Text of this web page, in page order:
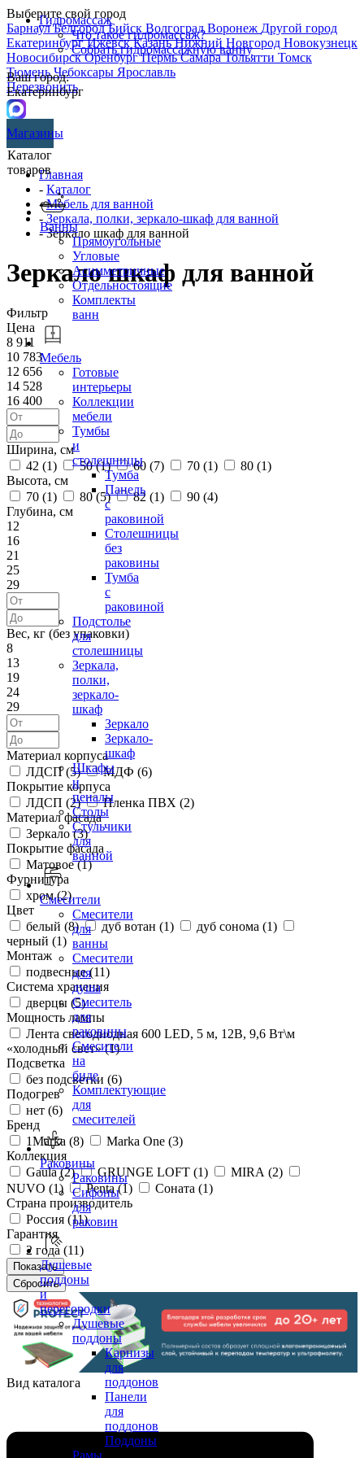
Выберите свой город
БарнаулБелгородБийск ВолгоградВоронеж Другой город
ЕкатеринбургИжевскКазаньНижний Новгород Новокузнецк
НовосибирскОренбургПермьСамараТольятти Томск
ТюменьЧебоксары Ярославль
Перезвонить
Гидромассаж
Что такое гидромассаж?
Собрать гидромассажную ванну
Ваш город:
Екатеринбург
Магазины
Каталог
товаров
Ванны
Прямоугольные
Угловые
Асимметричные
Отдельностоящие
Комплекты
ванн
Мебель
Готовые
интерьеры
Коллекции
мебели
Тумбы
и
столешницы
Тумба
Панель
с
раковиной
Столешницы
без
раковины
Тумба
с
раковиной
Подстолье
для
столешницы
Зеркала,
полки,
зеркало-
шкаф
Зеркало
Зеркало-
шкаф
Шкафы
и
пеналы
Столы
Стульчики
для
ванной
Смесители
Смесители
для
ванны
Смесители
для
душа
Смеситель
для
раковины
Смесители
на
биде
Комплектующие
для
смесителей
Раковины
Раковины
Сифоны
для
раковин
Душевые
поддоны
и
перегородки
Душевые
поддоны
Карнизы
для
поддонов
Панели
для
поддонов
Поддоны
Главная
- Каталог
-Мебель для ванной
- Зеркала, полки, зеркало-шкаф для ванной
- Зеркало шкаф для ванной
Зеркало шкаф для ванной
Фильтр
Цена
8 911
10 783
12 656
14 528
16 400
Ширина, см
42 (1) 50 (1) 60 (7) 70 (1) 80 (1)
Высота, см
70 (1) 80 (5) 82 (1) 90 (4)
Глубина, см
12
16
21
25
29
Вес, кг (без упаковки)
8
13
19
24
29
Материал корпуса
ЛДСП (5) МДФ (6)
Покрытие корпуса
ЛДСП (2) Пленка ПВХ (2)
Материал фасада
Зеркало (3)
Покрытие фасада
Матовое (1)
Фурнитура
хром (2)
Цвет
белый (8) дуб вотан (1) дуб сонома (1)
черный (1)
Монтаж
подвесные (11)
Система хранения
дверцы (5)
Мощность лампы
Лента светодиодная 600 LED, 5 м, 12В, 9,6 Вт\м
«холодный свет» (1)
Подсветка
без подсветки (6)
Подогрев
нет (6)
Бренд
1Marka (8) Marka One (3)
Коллекция
Gaula (2) GRUNGE LOFT (1) MIRA (2)
NUVO (1) Penta (1) Соната (1)
Страна производитель
Россия (11)
Гарантия
2 года (11)
Вид каталога